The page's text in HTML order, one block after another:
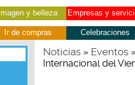
Imagen y belleza Empresas y
Ir de compras Celebraciones
Noticias» Eventos
Internacional del